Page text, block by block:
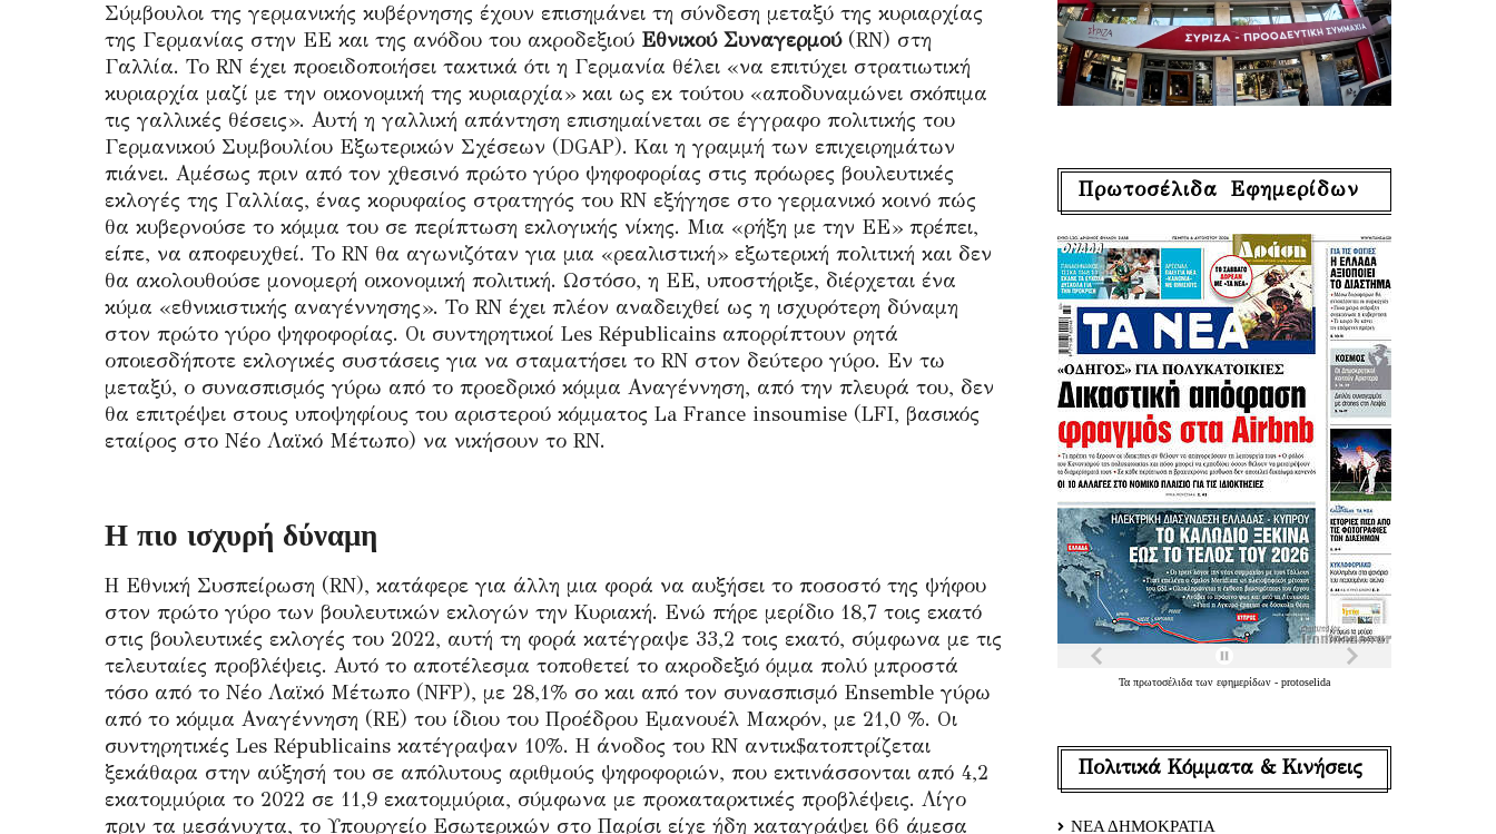
Σύμβουλοι της γερμανικής κυβέρνησης έχουν επισημάνει τη σύνδεση μεταξύ της κυριαρχίας
της Γερμανίας στην ΕΕ και της ανόδου του ακροδεξιού Εθνικού Συναγερμού(RN) στη
Γαλλία. Το RN έχει προειδοποιήσει τακτικά ότι η Γερμανία θέλει «να επιτύχει στρατιωτική
κυριαρχία μαζί με την οικονομική της κυριαρχία» και ως εκ τούτου «αποδυναμώνει σκόπιμα
τις γαλλικές θέσεις». Αυτή η γαλλική απάντηση επισημαίνεται σε έγγραφο πολιτικής του
Γερμανικού Συμβουλίου Εξωτερικών Σχέσεων (DGAP). Και η γραμμή των επιχειρημάτων
πιάνει. Αμέσως πριν από τον χθεσινό πρώτο γύρο ψηφοφορίας στις πρόωρες βουλευτικές
εκλογές της Γαλλίας, ένας κορυφαίος στρατηγός του RN εξήγησε στο γερμανικό κοινό πώς
θα κυβερνούσε το κόμμα του σε περίπτωση εκλογικής νίκης. Μια «ρήξη με την ΕΕ» πρέπει,
είπε, να αποφευχθεί. Το RN θα αγωνιζόταν για μια «ρεαλιστική» εξωτερική πολιτική και δεν
θα ακολουθούσε μονομερή οικονομική πολιτική. Ωστόσο, η ΕΕ, υποστήριξε, διέρχεται ένα
κύμα «εθνικιστικής αναγέννησης». Το RN έχει πλέον αναδειχθεί ως η ισχυρότερη δύναμη
στον πρώτο γύρο ψηφοφορίας. Οι συντηρητικοί Les Républicains απορρίπτουν ρητά
οποιεσδήποτε εκλογικές συστάσεις για να σταματήσει το RN στον δεύτερο γύρο. Εν τω
μεταξύ, ο συνασπισμός γύρω από το προεδρικό κόμμα Αναγέννηση, από την πλευρά του, δεν
θα επιτρέψει στους υποψηφίους του αριστερού κόμματος La France insoumise (LFI, βασικός
εταίρος στο Νέο Λαϊκό Μέτωπο) να νικήσουν το RN.
Η πιο ισχυρή δύναμη
Η Εθνική Συσπείρωση (RN), κατάφερε για άλλη μια φορά να αυξήσει το ποσοστό της ψήφου
στον πρώτο γύρο των βουλευτικών εκλογών την Κυριακή. Ενώ πήρε μερίδιο 18,7 τοις εκατό
στις βουλευτικές εκλογές του 2022, αυτή τη φορά κατέγραψε 33,2 τοις εκατό, σύμφωνα με τις
τελευταίες προβλέψεις. Αυτό το αποτέλεσμα τοποθετεί το ακροδεξιό όμμα πολύ μπροστά
τόσο από το Νέο Λαϊκό Μέτωπο (NFP), με 28,1% σο και από τον συνασπισμό Ensemble γύρω
από το κόμμα Αναγέννηση (RE) του ίδιου του Προέδρου Εμανουέλ Μακρόν, με 21,0 %. Οι
συντηρητικές Les Républicains κατέγραψαν 10%. Η άνοδος του RN αντικ$ατοπτρίζεται
ξεκάθαρα στην αύξησή του σε απόλυτους αριθμούς ψηφοφοριών, που εκτινάσσονται από 4,2
εκατομμύρια το 2022 σε 11,9 εκατομμύρια, σύμφωνα με προκαταρκτικές προβλέψεις. Λίγο
πριν τα μεσάνυχτα, το Υπουργείο Εσωτερικών στο Παρίσι είχε ήδη καταγράψει 66 άμεσα
Πρωτοσέλιδα Εφημερίδων
Τα πρωτοσέλιδα των εφημερίδων - protoselida
Πολιτικά Κόμματα & Κινήσεις
ΝΕΑ ΔΗΜΟΚΡΑΤΙΑ